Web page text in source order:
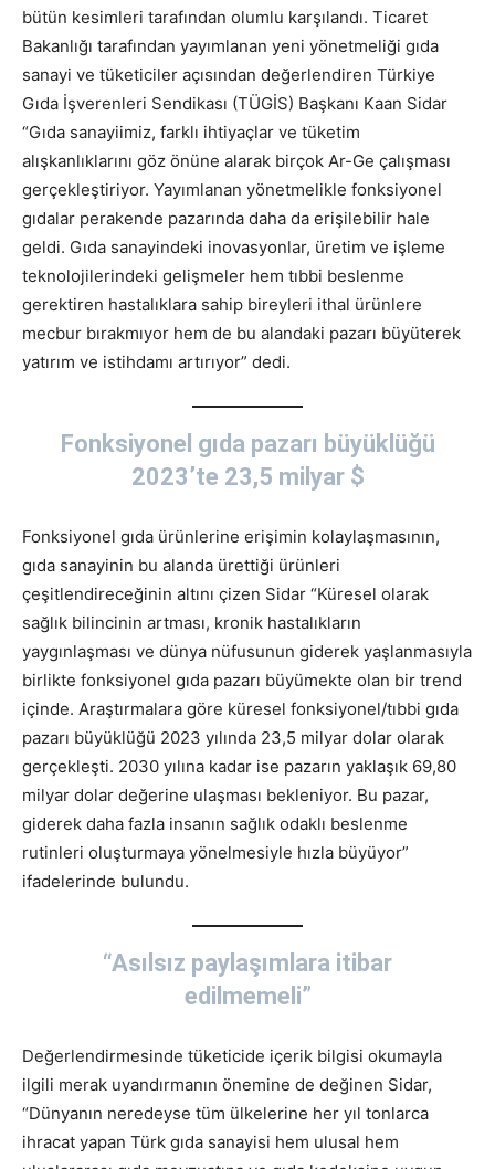
bütün kesimleri tarafından olumlu karşılandı. Ticaret
Bakanlığı tarafından yayımlanan yeni yönetmeliği gıda
sanayi ve tüketiciler açısından değerlendiren Türkiye
Gıda İşverenleri Sendikası (TÜGİS) Başkanı Kaan Sidar
“Gıda sanayiimiz, farklı ihtiyaçlar ve tüketim
alışkanlıklarını göz önüne alarak birçok Ar-Ge çalışması
gerçekleştiriyor. Yayımlanan yönetmelikle fonksiyonel
gıdalar perakende pazarında daha da erişilebilir hale
geldi. Gıda sanayindeki inovasyonlar, üretim ve işleme
teknolojilerindeki gelişmeler hem tıbbi beslenme
gerektiren hastalıklara sahip bireyleri ithal ürünlere
mecbur bırakmıyor hem de bu alandaki pazarı büyüterek
yatırım ve istihdamı artırıyor” dedi.
Fonksiyonel gıda pazarı büyüklüğü
2023’te 23,5 milyar $
Fonksiyonel gıda ürünlerine erişimin kolaylaşmasının,
gıda sanayinin bu alanda ürettiği ürünleri
çeşitlendireceğinin altını çizen Sidar “Küresel olarak
sağlık bilincinin artması, kronik hastalıkların
yaygınlaşması ve dünya nüfusunun giderek yaşlanmasıyla
birlikte fonksiyonel gıda pazarı büyümekte olan bir trend
içinde. Araştırmalara göre küresel fonksiyonel/tıbbi gıda
pazarı büyüklüğü 2023 yılında 23,5 milyar dolar olarak
gerçekleşti. 2030 yılına kadar ise pazarın yaklaşık 69,80
milyar dolar değerine ulaşması bekleniyor. Bu pazar,
giderek daha fazla insanın sağlık odaklı beslenme
rutinleri oluşturmaya yönelmesiyle hızla büyüyor”
ifadelerinde bulundu.
“Asılsız paylaşımlara itibar
edilmemeli”
Değerlendirmesinde tüketicide içerik bilgisi okumayla
ilgili merak uyandırmanın önemine de değinen Sidar,
“Dünyanın neredeyse tüm ülkelerine her yıl tonlarca
ihracat yapan Türk gıda sanayisi hem ulusal hem